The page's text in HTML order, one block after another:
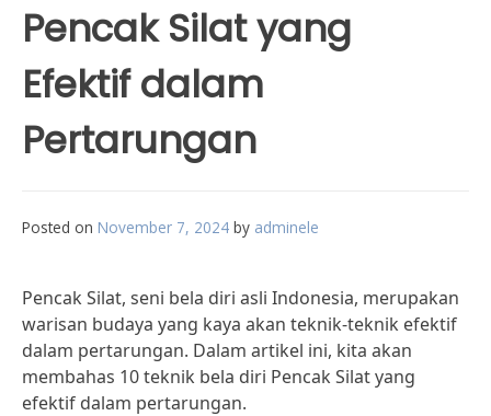
Pencak Silat yang
Efektif dalam
Pertarungan
Posted on November 7, 2024 by adminele
Pencak Silat, seni bela diri asli Indonesia, merupakan
warisan budaya yang kaya akan teknik-teknik efektif
dalam pertarungan. Dalam artikel ini, kita akan
membahas 10 teknik bela diri Pencak Silat yang
efektif dalam pertarungan.